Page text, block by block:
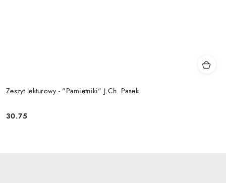
Zeszyt lekturowy - "Pamiętniki" J.Ch. Pasek
Cena:
30.75